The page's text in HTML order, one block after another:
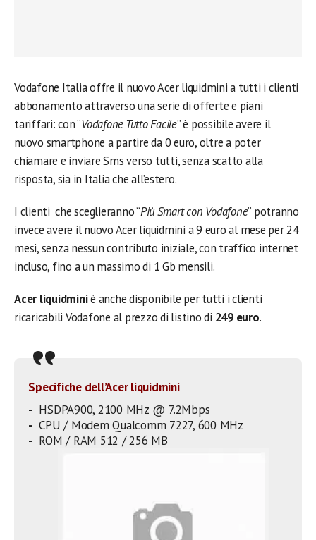
Vodafone Italia offre il nuovo Acer liquidmini a tutti i clienti
abbonamento attraverso una serie di offerte e piani
tariffari: con “Vodafone Tutto Facile” è possibile avere il
nuovo smartphone a partire da 0 euro, oltre a poter
chiamare e inviare Sms verso tutti, senza scatto alla
risposta, sia in Italia che all’estero.
I clienti che sceglieranno “Più Smart con Vodafone” potranno
invece avere il nuovo Acer liquidmini a 9 euro al mese per 24
mesi, senza nessun contributo iniziale, con traffico internet
incluso, fino a un massimo di 1 Gb mensili.
Acer liquidminiè anche disponibile per tutti i clienti
ricaricabili Vodafone al prezzo di listino di 249 euro.
Specifiche dell’Acer liquidmini
HSDPA900, 2100 MHz @ 7.2Mbps
CPU / Modem Qualcomm 7227, 600 MHz
ROM / RAM 512 / 256 MB